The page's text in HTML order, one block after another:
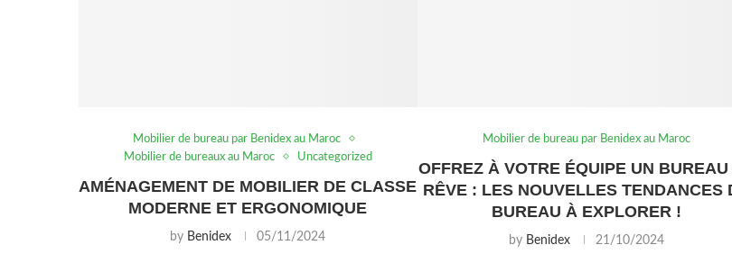
Mobilier de bureau par Benidex au Maroc
Mobilier de bureaux au Maroc
Uncategorized
AMÉNAGEMENT DE MOBILIER DE CLASSE
MODERNE ET ERGONOMIQUE
by Benidex 05/11/2024
Mobilier de bureau par Benidex au Maroc
OFFREZ À VOTRE ÉQUIPE UN BUREAU
RÊVE : LES NOUVELLES TENDANCES
BUREAU À EXPLORER !
by Benidex 21/10/2024